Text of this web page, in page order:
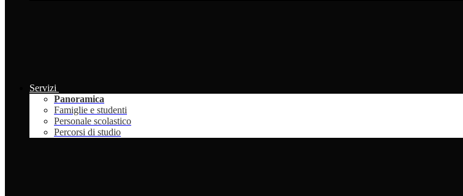
Servizi
Panoramica
Famiglie e studenti
Personale scolastico
Percorsi di studio